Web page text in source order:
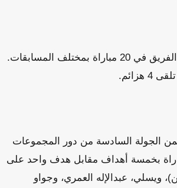
تولى عماد النحاس مهمة تدريب الزوراء في شهر أكتوبر الماضي، وقاد الفريق في 20 مباراة بمختلف المسابقات.
الجولة السادسة من دور المجموعات
خسر الزوراء تلك المباراة بخمسة أهداف مقابل هدف واحد على
عبدالإله العمري، وجواو